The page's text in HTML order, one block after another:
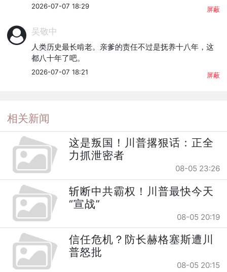
2026-07-07 18:29 屏蔽
吴敬中
人类历史最长啃老。亲爹的责任不过是抚养十八年，这
都八十年了吧。
2026-07-07 18:21 屏蔽
相关新闻
这是叛国！川普撂狠话：正全
力抓泄密者
08-05 23:26
斩断中共霸权！川普最快今天
“宣战”
08-05 20:19
信任危机？防长赫格塞斯遭川
普怒批
08-05 20:15